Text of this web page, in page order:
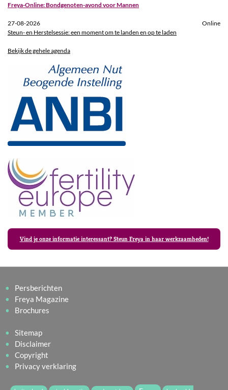
Freya-Online: Bondgenoten-avond voor Mannen
27-08-2026
Online
Steun- en Herstelsessie: een moment om te landen en op te laden
Bekijk de gehele agenda
Vind je onze informatie interessant? Steun Freya in haar werkzaamheden!
Persberichten
Freya Magazine
Brochures
Sitemap
Disclaimer
Copyright
Privacy verklaring